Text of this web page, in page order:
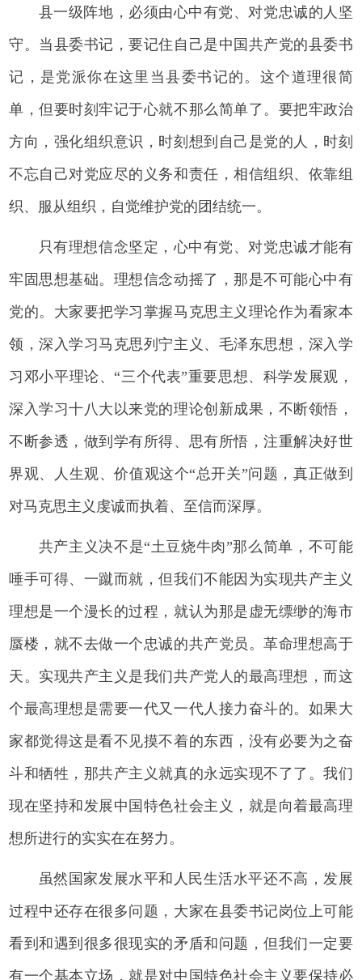
县一级阵地，必须由心中有党、对党忠诚的人坚
守。当县委书记，要记住自己是中国共产党的县委书
记，是党派你在这里当县委书记的。这个道理很简
单，但要时刻牢记于心就不那么简单了。要把牢政治
方向，强化组织意识，时刻想到自己是党的人，时刻
不忘自己对党应尽的义务和责任，相信组织、依靠组
织、服从组织，自觉维护党的团结统一。
只有理想信念坚定，心中有党、对党忠诚才能有
牢固思想基础。理想信念动摇了，那是不可能心中有
党的。大家要把学习掌握马克思主义理论作为看家本
领，深入学习马克思列宁主义、毛泽东思想，深入学
习邓小平理论、“三个代表”重要思想、科学发展观，
深入学习十八大以来党的理论创新成果，不断领悟，
不断参透，做到学有所得、思有所悟，注重解决好世
界观、人生观、价值观这个“总开关”问题，真正做到
对马克思主义虔诚而执着、至信而深厚。
共产主义决不是“土豆烧牛肉”那么简单，不可能
唾手可得、一蹴而就，但我们不能因为实现共产主义
理想是一个漫长的过程，就认为那是虚无缥缈的海市
蜃楼，就不去做一个忠诚的共产党员。革命理想高于
天。实现共产主义是我们共产党人的最高理想，而这
个最高理想是需要一代又一代人接力奋斗的。如果大
家都觉得这是看不见摸不着的东西，没有必要为之奋
斗和牺牲，那共产主义就真的永远实现不了了。我们
现在坚持和发展中国特色社会主义，就是向着最高理
想所进行的实实在在努力。
虽然国家发展水平和人民生活水平还不高，发展
过程中还存在很多问题，大家在县委书记岗位上可能
看到和遇到很多很现实的矛盾和问题，但我们一定要
有一个基本立场，就是对中国特色社会主义要保持必